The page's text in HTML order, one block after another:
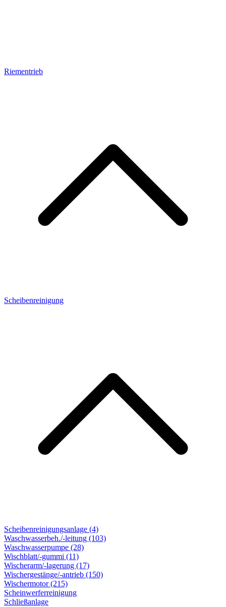
Riementrieb
Scheibenreinigung
Scheibenreinigungsanlage (4)
Waschwasserbeh./-leitung (103)
Waschwasserpumpe (28)
Wischblatt/-gummi (11)
Wischerarm/-lagerung (17)
Wischergestänge/-antrieb (150)
Wischermotor (215)
Scheinwerferreinigung
Schließanlage